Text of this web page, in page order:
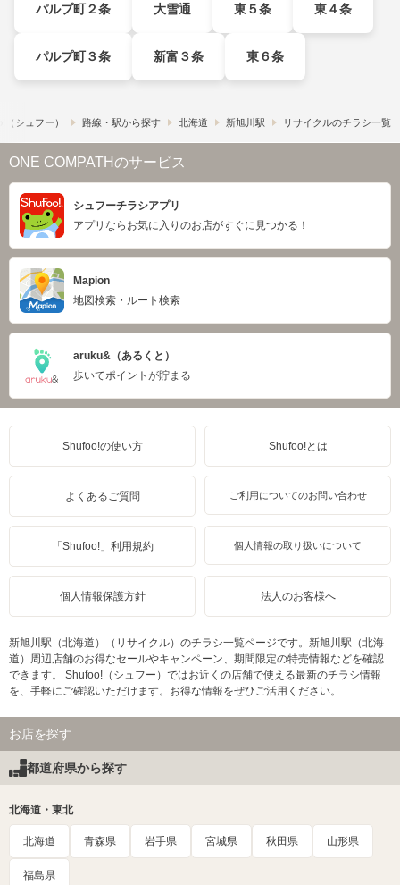
パルプ町２条 大雪通 東５条 東４条
パルプ町３条 新富３条 東６条
シュフー） 路線・駅から探す 北海道 新旭川駅 リサイクルのチラシ一覧
ONE COMPATHのサービス
シュフーチラシアプリ
アプリならお気に入りのお店がすぐに見つかる！
Mapion
地図検索・ルート検索
aruku&（あるくと）
歩いてポイントが貯まる
Shufoo!の使い方 Shufoo!とは
よくあるご質問 ご利用についてのお問い合わせ
「Shufoo!」利用規約 個人情報の取り扱いについて
個人情報保護方針 法人のお客様へ
新旭川駅（北海道）（リサイクル）のチラシ一覧ページです。新旭川駅（北海
道）周辺店舗のお得なセールやキャンペーン、期間限定の特売情報などを確認
できます。 Shufoo!（シュフー）ではお近くの店舗で使える最新のチラシ情報
を、手軽にご確認いただけます。お得な情報をぜひご活用ください。
お店を探す
都道府県から探す
北海道・東北
北海道 青森県 岩手県 宮城県 秋田県 山形県
福島県